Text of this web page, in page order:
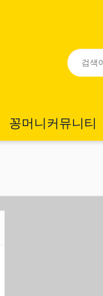
꽁머니커뮤니티